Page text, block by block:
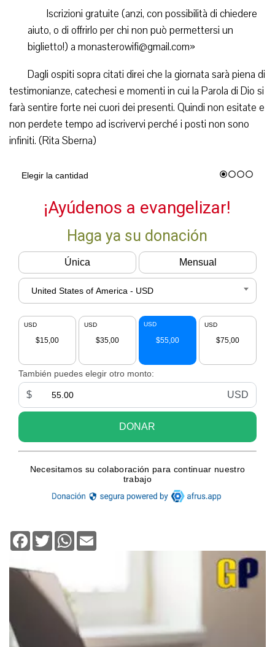
Iscrizioni gratuite (anzi, con possibilità di chiedere
aiuto, o di offrirlo per chi non può permettersi un
biglietto!) a monasterowifi@gmail.com»
Dagli ospiti sopra citati direi che la giornata sarà piena di
testimonianze, catechesi e momenti in cui la Parola di Dio si
farà sentire forte nei cuori dei presenti. Quindi non esitate e
non perdete tempo ad iscrivervi perché i posti non sono
infiniti. (Rita Sberna)
Facebook
TwitterWhatsApp